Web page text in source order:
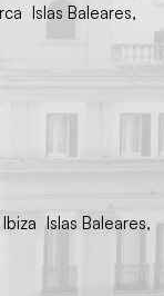
Islas Baleares,
Islas Baleares,